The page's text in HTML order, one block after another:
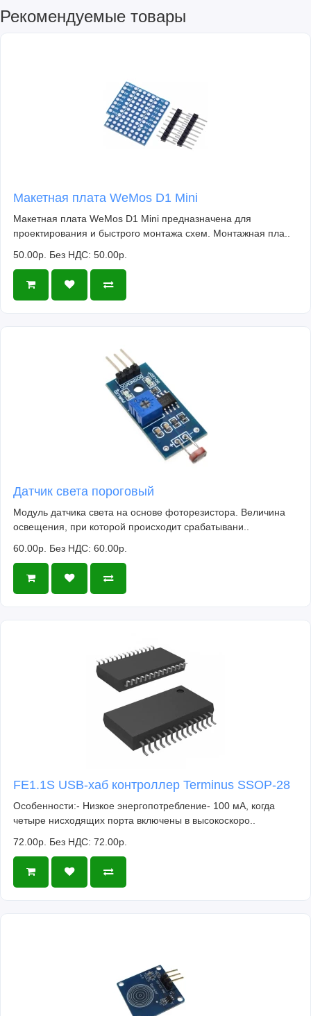
Рекомендуемые товары
Макетная плата WeMos D1 Mini
Макетная плата WeMos D1 Mini предназначена для
проектирования и быстрого монтажа схем. Монтажная пла..
50.00р. Без НДС: 50.00р.
Датчик света пороговый
Модуль датчика света на основе фоторезистора. Величина
освещения, при которой происходит срабатывани..
60.00р. Без НДС: 60.00р.
FE1.1S USB-хаб контроллер Terminus SSOP-28
Особенности:- Низкое энергопотребление- 100 мА, когда
четыре нисходящих порта включены в высокоскоро..
72.00р. Без НДС: 72.00р.